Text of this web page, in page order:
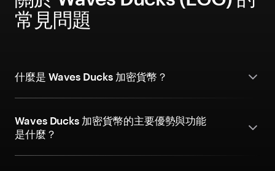
常見問題
什麼是 Waves Ducks 加密貨幣？
Waves Ducks 加密貨幣的主要優勢與功能
是什麼？